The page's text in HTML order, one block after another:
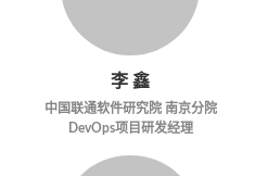
李 鑫
中国联通软件研究院 南京分院
DevOps项目研发经理